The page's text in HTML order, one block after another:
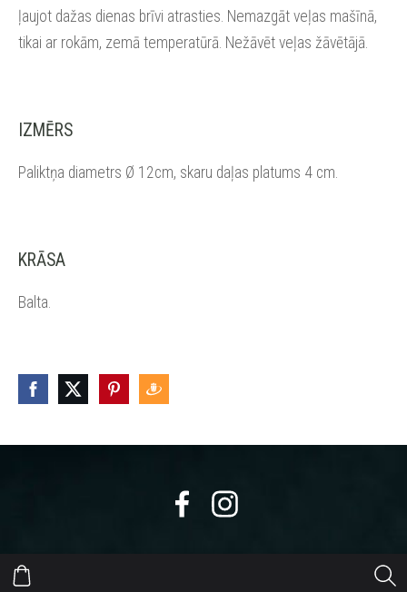
ļaujot dažas dienas brīvi atrasties. Nemazgāt veļas mašīnā,
tikai ar rokām, zemā temperatūrā. Nežāvēt veļas žāvētājā.
IZMĒRS
Paliktņa diametrs Ø 12cm, skaru daļas platums 4 cm.
KRĀSA
Balta.